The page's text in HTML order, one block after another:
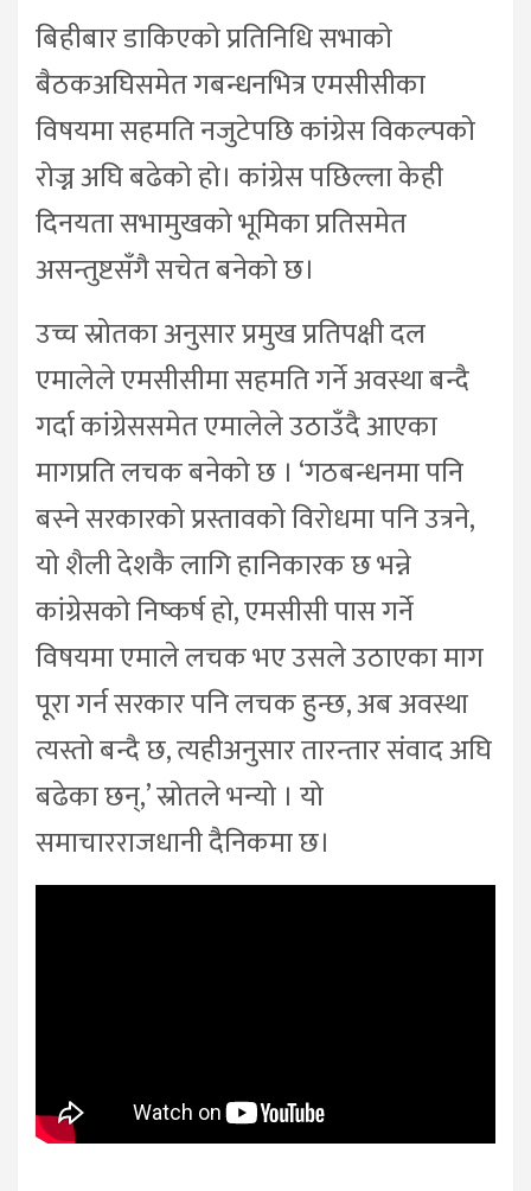
बिहीबार डाकिएको प्रतिनिधि सभाको
बैठकअघिसमेत गबन्धनभित्र एमसीसीका
विषयमा सहमति नजुटेपछि कांग्रेस विकल्पको
रोज्न अघि बढेको हो। कांग्रेस पछिल्ला केही
दिनयता सभामुखको भूमिका प्रतिसमेत
असन्तुष्टसँगै सचेत बनेको छ।
उच्च स्रोतका अनुसार प्रमुख प्रतिपक्षी दल
एमालेले एमसीसीमा सहमति गर्ने अवस्था बन्दै
गर्दा कांग्रेससमेत एमालेले उठाउँदै आएका
मागप्रति लचक बनेको छ । ‘गठबन्धनमा पनि
बस्ने सरकारको प्रस्तावको विरोधमा पनि उत्रने,
यो शैली देशकै लागि हानिकारक छ भन्ने
कांग्रेसको निष्कर्ष हो, एमसीसी पास गर्ने
विषयमा एमाले लचक भए उसले उठाएका माग
पूरा गर्न सरकार पनि लचक हुन्छ, अब अवस्था
त्यस्तो बन्दै छ, त्यहीअनुसार तारन्तार संवाद अघि
बढेका छन्,’ स्रोतले भन्यो । यो
समाचारराजधानी दैनिकमा छ।